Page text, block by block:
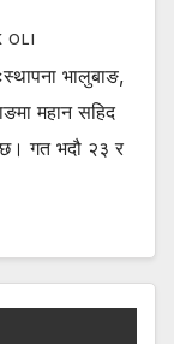
OLI
भालुबाङ,
महान सहिद
गत भदौ २३ र